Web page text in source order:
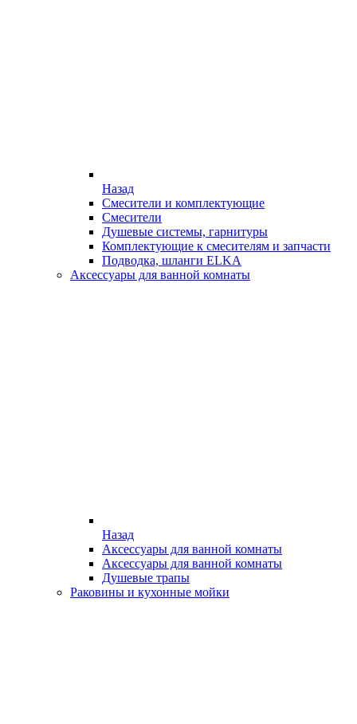
Назад
Смесители и комплектующие
Смесители
Душевые системы, гарнитуры
Комплектующие к смесителям и запчасти
Подводка, шланги ELKA
Аксессуары для ванной комнаты
Назад
Аксессуары для ванной комнаты
Аксессуары для ванной комнаты
Душевые трапы
Раковины и кухонные мойки